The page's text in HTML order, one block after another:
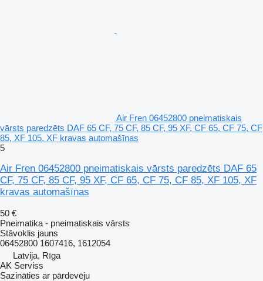
Air Fren 06452800 pneimatiskais
vārsts paredzēts DAF 65 CF, 75 CF, 85 CF, 95 XF, CF 65, CF 75, CF
85, XF 105, XF kravas automašīnas
5
Air Fren 06452800 pneimatiskais vārsts paredzēts DAF 65
CF, 75 CF, 85 CF, 95 XF, CF 65, CF 75, CF 85, XF 105, XF
kravas automašīnas
50 €
Pneimatika - pneimatiskais vārsts
Stāvoklis jauns
06452800 1607416, 1612054
Latvija, Rīga
AK Serviss
Sazināties ar pārdevēju